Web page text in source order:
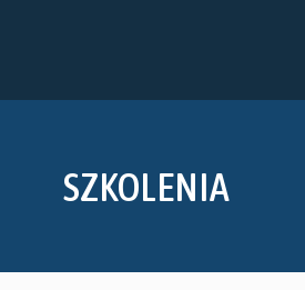
SZKOLENIA